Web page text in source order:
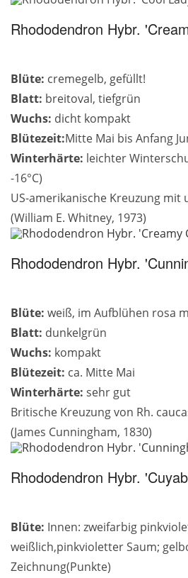
Rhododendron Hybr.
Blüte: cremegelb, gefüllt!
Blatt: breitoval, tiefgrün
Wuchs: dicht kompakt
Blütezeit:Mitte Mai bis Anfang
Winterhärte: leichter
-16°C)
US-amerikanische Kreuzung mit
(William E. Whitney, 1973)
Rhododendron Hybr.
Blüte: weiß, im Aufblühen rosa
Blatt: dunkelgrün
Wuchs: kompakt
Blütezeit: ca. Mitte Mai
Winterhärte: sehr gut
Britische Kreuzung von Rh.
(James Cunningham, 1830)
Rhododendron Hybr.
Blüte: Innen: zweifarbig
weißlich,pinkvioletter Saum;
Zeichnung(Punkte)